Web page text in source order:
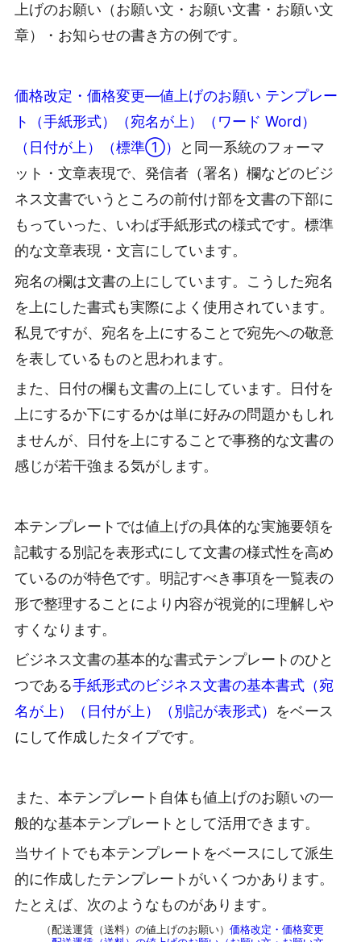
上げのお願い（お願い文・お願い文書・お願い文
章）・お知らせの書き方の例です。
価格改定・価格変更―値上げのお願い テンプレー
ト（手紙形式）（宛名が上）（ワード Word）
（日付が上）（標準①）
と同一系統のフォーマ
ット・文章表現で、発信者（署名）欄などのビジ
ネス文書でいうところの前付け部を文書の下部に
もっていった、いわば手紙形式の様式です。標準
的な文章表現・文言にしています。
宛名の欄は文書の上にしています。こうした宛名
を上にした書式も実際によく使用されています。
私見ですが、宛名を上にすることで宛先への敬意
を表しているものと思われます。
また、日付の欄も文書の上にしています。日付を
上にするか下にするかは単に好みの問題かもしれ
ませんが、日付を上にすることで事務的な文書の
感じが若干強まる気がします。
本テンプレートでは値上げの具体的な実施要領を
記載する別記を表形式にして文書の様式性を高め
ているのが特色です。明記すべき事項を一覧表の
形で整理することにより内容が視覚的に理解しや
すくなります。
ビジネス文書の基本的な書式テンプレートのひと
つである手紙形式のビジネス文書の基本書式（宛
名が上）（日付が上）（別記が表形式） をベース
にして作成したタイプです。
また、本テンプレート自体も値上げのお願いの一
般的な基本テンプレートとして活用できます。
当サイトでも本テンプレートをベースにして派生
的に作成したテンプレートがいくつかあります。
たとえば、次のようなものがあります。
（配送運賃（送料）の値上げのお願い） 価格改定・価格変更